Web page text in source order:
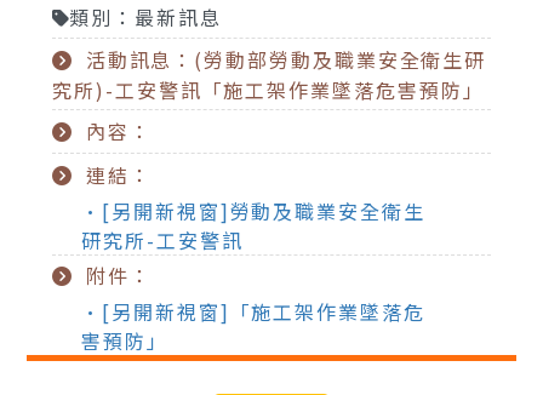
類別：最新訊息
活動訊息：(勞動部勞動及職業安全衛生研
究所)-工安警訊「施工架作業墜落危害預防」
內容：
連結：
•[另開新視窗]勞動及職業安全衛生
研究所-工安警訊
附件：
•[另開新視窗]「施工架作業墜落危
害預防」